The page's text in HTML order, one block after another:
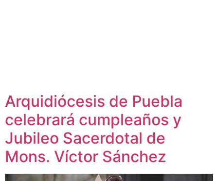
Arquidiócesis de Puebla
celebrará cumpleaños y
Jubileo Sacerdotal de
Mons. Víctor Sánchez